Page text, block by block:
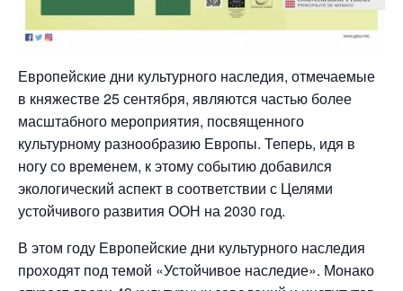
Европейские дни культурного наследия, отмечаемые
в княжестве 25 сентября, являются частью более
масштабного мероприятия, посвященного
культурному разнообразию Европы. Теперь, идя в
ногу со временем, к этому событию добавился
экологический аспект в соответствии с Целями
устойчивого развития ООН на 2030 год.
В этом году Европейские дни культурного наследия
проходят под темой «Устойчивое наследие». Монако